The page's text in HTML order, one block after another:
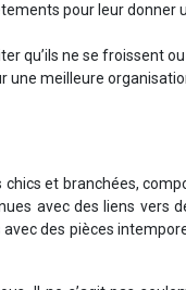
pour leur donner
qu’ils ne se froissent
meilleure
et branchées,
avec des liens vers
des pièces